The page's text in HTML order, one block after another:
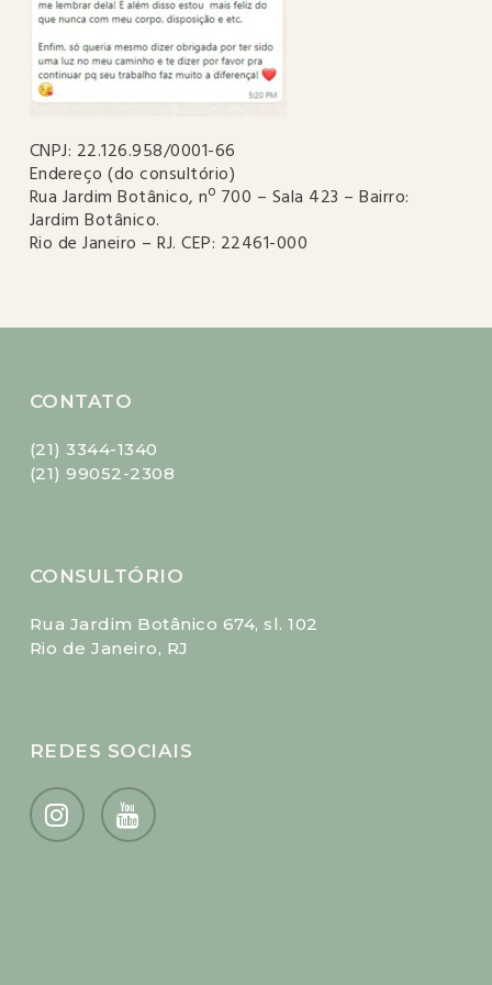
CNPJ: 22.126.958/0001-66
Endereço (do consultório)
Rua Jardim Botânico, nº 700 – Sala 423 – Bairro:
Jardim Botânico.
Rio de Janeiro – RJ. CEP: 22461-000
CONTATO
(21) 3344-1340
(21) 99052-2308
CONSULTÓRIO
Rua Jardim Botânico 674, sl. 102
Rio de Janeiro, RJ
REDES SOCIAIS